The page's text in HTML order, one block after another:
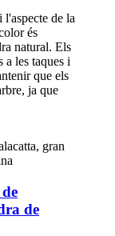
l'aspecte de la
és
natural. Els
a les taques i
que els
ja que
de